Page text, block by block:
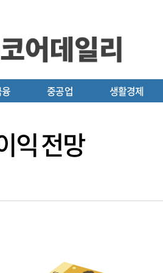
중공업 생활경제
익 전망